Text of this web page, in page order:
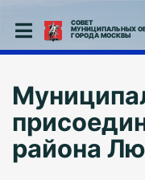
СОВЕТ
МУНИЦИПАЛЬНЫХ
ГОРОДА МОСКВЫ
района